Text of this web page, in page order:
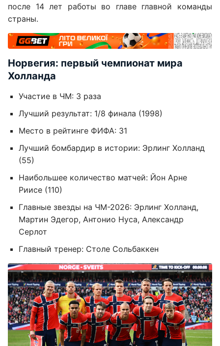
после 14 лет работы во главе главной команды
страны.
Норвегия: первый чемпионат мира
Холланда
Участие в ЧМ: 3 раза
Лучший результат: 1/8 финала (1998)
Место в рейтинге ФИФА: 31
Лучший бомбардир в истории: Эрлинг Холланд
(55)
Наибольшее количество матчей: Йон Арне
Риисе (110)
Главные звезды на ЧМ-2026: Эрлинг Холланд,
Мартин Эдегор, Антонио Нуса, Александр
Серлот
Главный тренер: Столе Сольбаккен